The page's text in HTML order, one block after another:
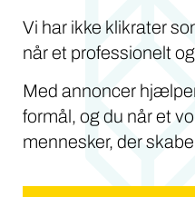
Vi har ikke klikrater
når et professionelt
Med annoncer
formål, og du når et
mennesker, der